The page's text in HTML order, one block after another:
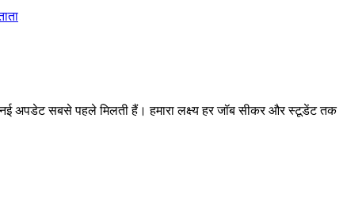
अपडेट सबसे पहले मिलती हैं। हमारा लक्ष्य हर जॉब सीकर और स्टूडेंट तक